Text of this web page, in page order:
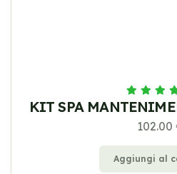
KIT SPA
102.00
Aggiungi al